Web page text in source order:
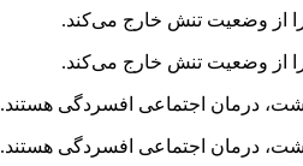
را از وضعیت تنش خارج می‌کند.
را از وضعیت تنش خارج می‌کند.
درمان اجتماعی افسردگی هستند.
درمان اجتماعی افسردگی هستند.